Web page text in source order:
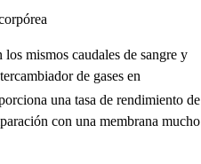
mismos caudales de sangre y
de gases en
una tasa de rendimiento de
con una membrana mucho